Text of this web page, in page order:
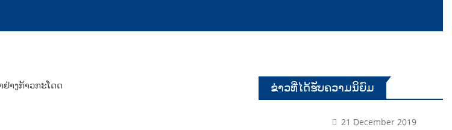
ຂ່າວທີ່ໄດ້ຮັບຄວາມນິຍົມ
21 December 2019